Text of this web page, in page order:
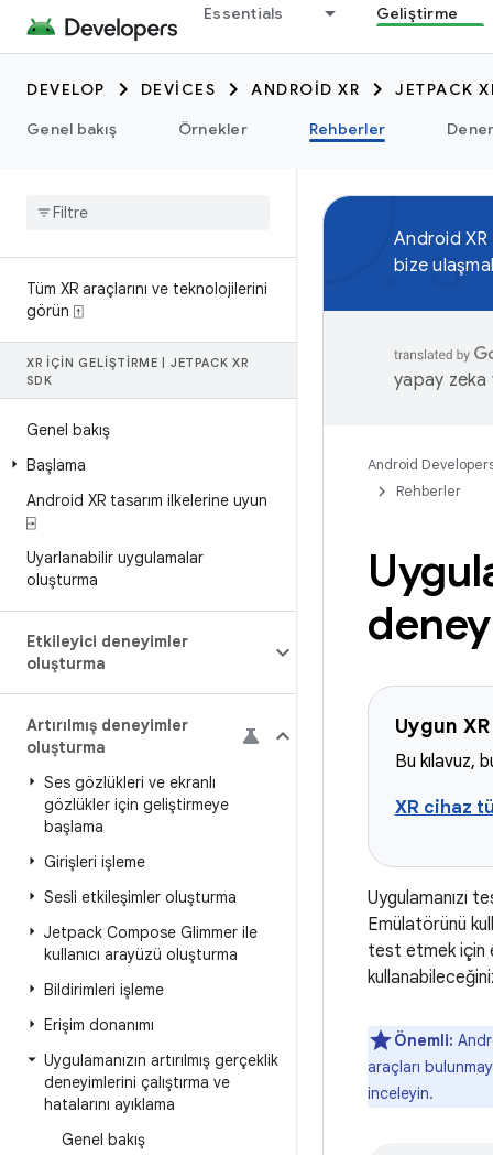
Essentials Geliştirme
DEVELOP DEVICES ANDROID XR
JETPACK
Genel bakış
Örnekler Rehberler
Tüm XR araçlarını ve teknolojilerini
görün ⍐
XR IÇIN GELIŞTIRME
JETPACK XR
SDK
Genel bakış
Başlama
Android XR tasarım ilkelerine uyun
⍈
Uyarlanabilir uygulamalar
oluşturma
Etkileyici deneyimler
oluşturma
Artırılmış deneyimler
oluşturma
Ses gözlükleri ve ekranlı
gözlükler için geliştirmeye
başlama
Girişleri işleme
Sesli etkileşimler oluşturma
Jetpack Compose Glimmer ile
kullanıcı arayüzü oluşturma
Bildirimleri işleme
Erişim donanımı
Uygulamanızın artırılmış gerçeklik
deneyimlerini çalıştırma ve
hatalarını ayıklama
Genel bakış
Android
bize
yapay zeka
Android
Rehberler
Uygun
Bu kılavuz,
XR cihaz
Uygulamanızı
Emülatörünü
test etmek için
Önemli:
araçları
inceleyin.